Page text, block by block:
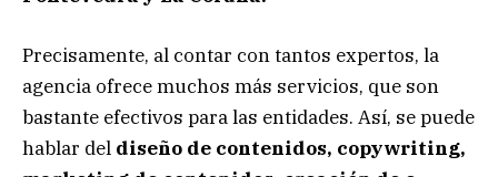
Precisamente, al contar con tantos expertos, la
agencia ofrece muchos más servicios, que son
bastante efectivos para las entidades. Así, se puede
hablar del diseño de contenidos, copywriting,